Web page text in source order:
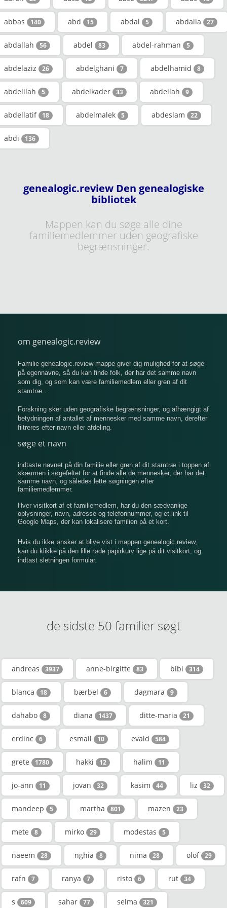
abbas 140 abd 15 abdal 5 abdalla 27
abdallah 56 abdel 83 abdel-rahman 5
abdelaziz 26 abdelghani 7 abdelhamid 8
abdelilah 5 abdelkader 33 abdellah 9
abdellatif 18 abdelmalek 5 abdeslam 22
abdi 136
genealogic.review Den genealogiske
bibliotek
Mappen kan du søge alle dine
familiemedlemmer uden geografiske
begrænsninger.
om genealogic.review
Familie genealogic.review mappe giver dig mulighed for at søge
på egennavne, så du kan finde folk, der har det samme navn
som dig, og som kan være familiemedlem eller gren af ​​dit
stamtræ .
Forskning sker uden geografiske begrænsninger, og afhængigt af
betydningen af ​​antallet af mennesker med samme navn, derefter
filtreres efter navn eller afdeling.
søge et navn
indtaste navnet på din familie eller gren af ​​dit stamtræ i toppen af
​​skærmen i søgefeltet for at finde alle de mennesker, der har det
samme navn, og således lette søgningen efter
familiemedlemmer.
Hver visitkort af et familiemedlem, har du den sædvanlige
oplysninger, navn, adresse og telefonnummer, og et link til
Google Maps, der kan lokalisere familien på et kort.
Hvis du ikke ønsker at blive vist i mappen genealogic.review,
kan du klikke på den lille røde papirkurv lige på dit visitkort, og
indtast sletningen formular.
de sidste 50 familier søgt
andreas 3937 anne-birgitte 83 bibi 314
blanca 18 bærbel 6 dagmara 9
dahabo 8 diana 1437 ditte-maria 21
erdinc 6 esmail 10 evald 584
grete 1780 hakki 12 halim 11
jo-ann 11 jovan 32 kasim 44 liz 32
mandeep 5 martha 801 mazen 23
mete 8 mirko 29 modestas 5
naeem 28 nghia 8 nima 28 olof 29
rafn 7 ranya 7 risto 6 rut 34
s 609 sahar 77 selma 321